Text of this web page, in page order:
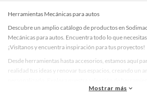
Herramientas Mecánicas para autos
Descubre un amplio catálogo de productos en
Mecánicas para autos. Encuentra todo lo que
¡Visítanos y encuentra inspiración para tus proyectos!
Desde herramientas hasta accesorios, estamos aquí
realidad tus ideas y renovar tus espacios, creando un
accesorios de calidad que te ayudarán a crear un
Mostrar más